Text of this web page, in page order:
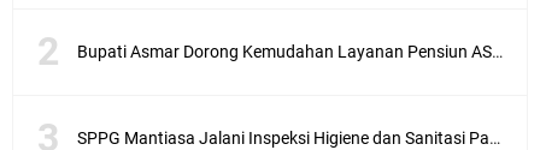
Bupati Asmar Dorong Kemudahan Layanan Pensiun ASN melalui Sinergi dengan BRK Syariah
SPPG Mantiasa Jalani Inspeksi Higiene dan Sanitasi Pangan